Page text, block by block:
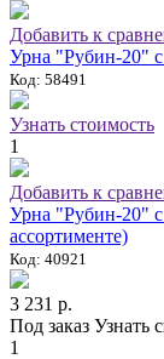
Добавить к
Урна "Рубин-20"
Код: 58491
Узнать стоимость
1
Добавить к
Урна "Рубин-20"
ассортименте)
Код: 40921
3 231 р.
Под заказ Узнать
1